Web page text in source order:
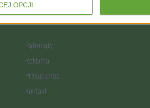
OPCJI
Patronaty
Reklama
Pracuj u nas
Kontakt